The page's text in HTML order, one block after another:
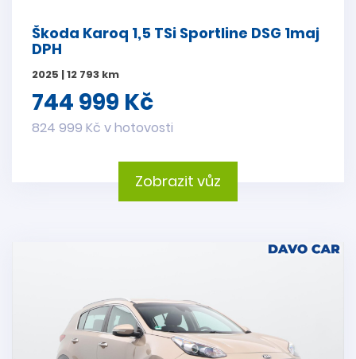
Škoda Karoq 1,5 TSi Sportline DSG 1maj
DPH
2025 | 12 793 km
744 999 Kč
824 999 Kč v hotovosti
Zobrazit vůz